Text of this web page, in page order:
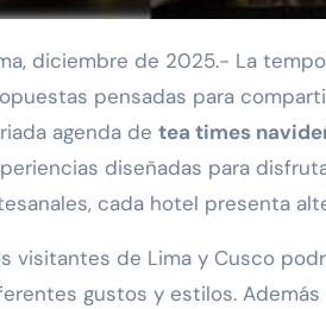
pensadas para
agenda de tea times
diseñadas para
cada hotel presenta
visitantes de Lima y Cusco
gustos y estilos.